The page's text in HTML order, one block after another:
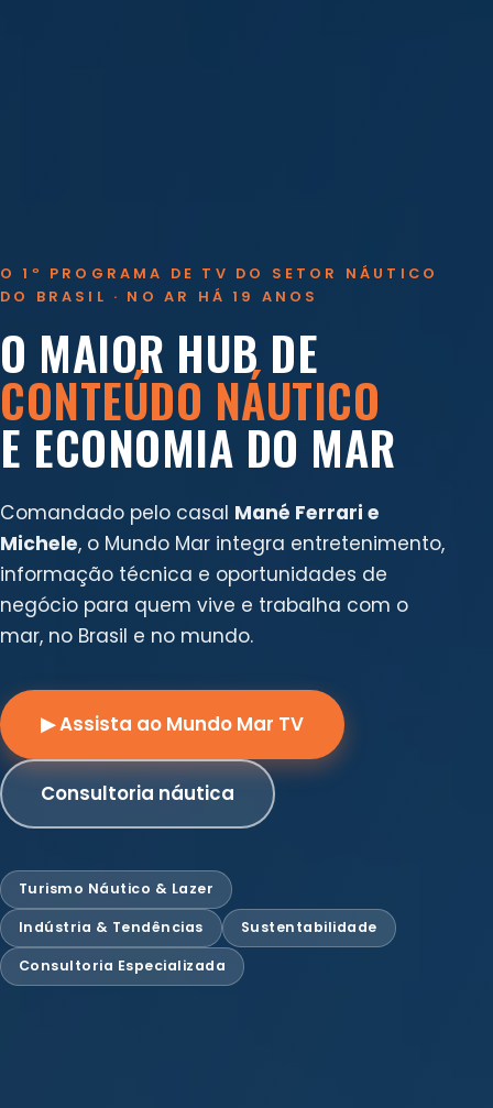
O 1º PROGRAMA DE TV DO SETOR NÁUTICO
DO BRASIL · NO AR HÁ 19 ANOS
O MAIOR HUB DE
CONTEÚDO NÁUTICO
E ECONOMIA DO MAR
Comandado pelo casal Mané Ferrari e
Michele, o Mundo Mar integra entretenimento,
informação técnica e oportunidades de
negócio para quem vive e trabalha com o
mar, no Brasil e no mundo.
▶ Assista ao Mundo Mar TV
Consultoria náutica
Turismo Náutico & Lazer
Indústria & Tendências Sustentabilidade
Consultoria Especializada